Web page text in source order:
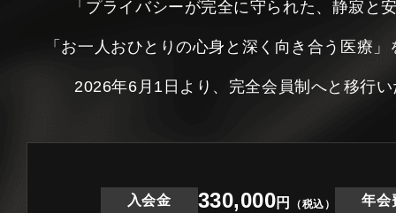
「プライバシーが完全に守られた、静寂と
「お一人おひとりの心身と深く向き合う医療
2026年6月1日より、完全会員制へと移行
入会金 330,000円 （税込） 年会